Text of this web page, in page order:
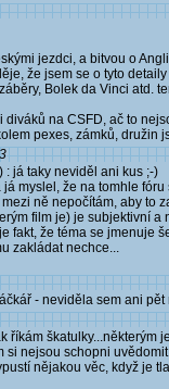
jezdci, a bitvou o
že jsem se o tyto
Bolek da Vinci atd.
diváků na CSFD, ač to
pexes, zámků, družin
já taky neviděl ani kus ;-)
myslel, že na tomhle
ně nepočítám, aby to
film je) je subjektivní
fakt, že téma se jmenuje
zakládat nechce...
- neviděla sem ani
říkám
si nejsou schopni
nějakou věc, když je